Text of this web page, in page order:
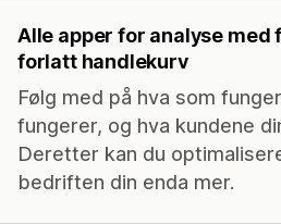
Alle apper for analyse med
forlatt handlekurv
Følg med på hva som
fungerer, og hva kundene
Deretter kan du
bedriften din enda mer.